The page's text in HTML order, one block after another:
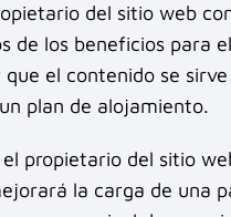
del sitio web
de los beneficios para
el contenido se
plan de alojamiento.
propietario del sitio
la carga de una